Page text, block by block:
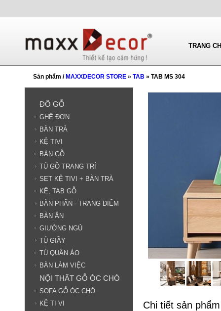
TRANG
Sản phẩm / MAXXDECOR STORE » TAB » TAB MS 304
Chi tiết sản phẩm
ĐỒ GỖ
GHẾ ĐƠN
BÀN TRÀ
KỆ TIVI
BÀN GỖ
TỦ GỖ TRANG TRÍ
SET KỆ TIVI + BÀN TRÀ
KỆ, TAB GỖ
BÀN PHẤN - TRANG ĐIỂM
BÀN ĂN
GIƯỜNG NGỦ
TỦ GIẦY
TỦ QUẦN ÁO
BÀN LÀM VIỆC
NỘI THẤT GỖ ÓC CHÓ
SOFA GỖ ÓC CHÓ
KỆ TI VI